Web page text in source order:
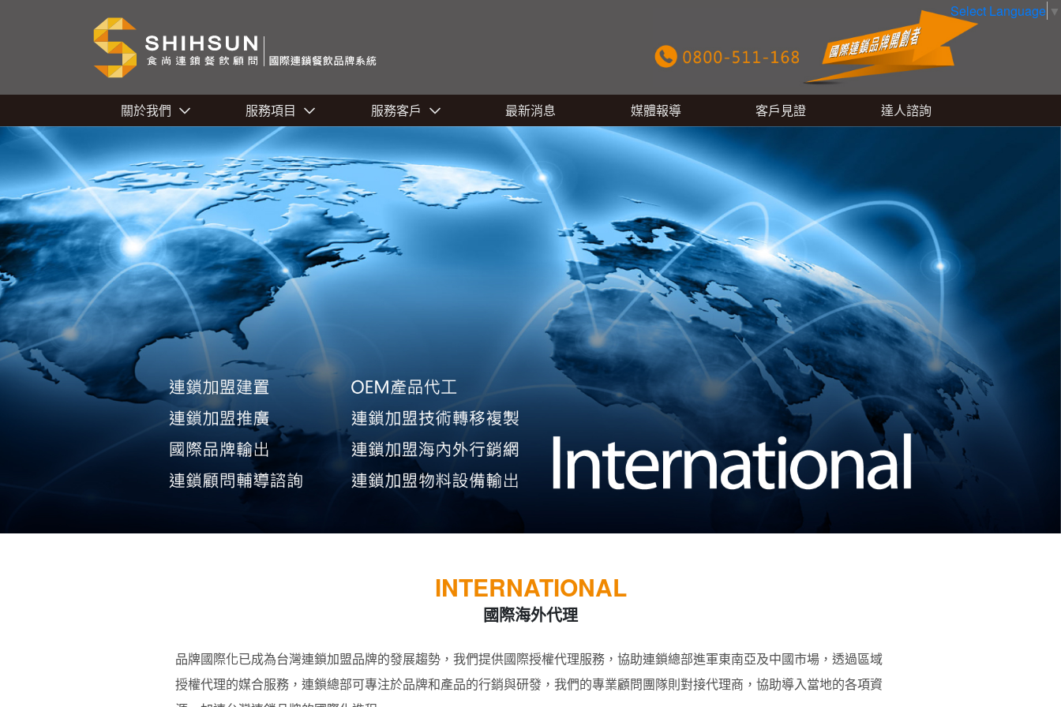
Select Language ▼
關於我們 服務項目 服務客戶 最新消息 媒體報導 客戶見證 達人諮詢
INTERNATIONAL
國際海外代理
品牌國際化已成為台灣連鎖加盟品牌的發展趨勢，我們提供國際授權代理服務，協助連鎖總部進軍東南亞及中國市場，透過區域
授權代理的媒合服務，連鎖總部可專注於品牌和產品的行銷與研發，我們的專業顧問團隊則對接代理商，協助導入當地的各項資